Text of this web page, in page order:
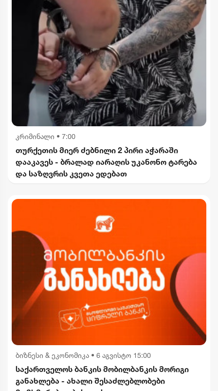
კრიმინალი • 7:00
თურქეთის მიერ ძებნილი 2 პირი აჭარაში
დააკავეს - ბრალად იარაღის უკანონო ტარება
და საზღვრის კვეთა ედებათ
ბიზნესი & ეკონომიკა • 6 აგვისტო 15:00
საქართველოს ბანკის მობილბანკის მორიგი
განახლება - ახალი შესაძლებლობები